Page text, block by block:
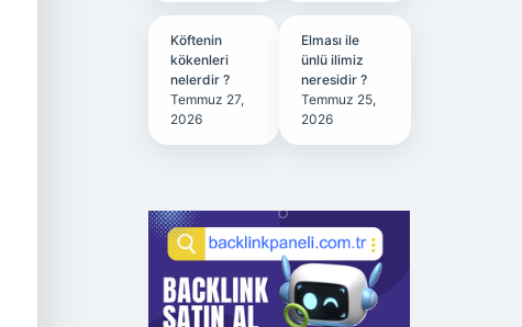
Köftenin
kökenleri
nelerdir ?
Temmuz 27,
2026
Elması ile
ünlü ilimiz
neresidir ?
Temmuz 25,
2026